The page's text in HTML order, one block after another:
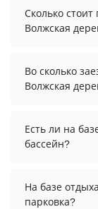
Сколько
Волжская
деревня
увидеть
Во сколько
Волжская
Есть ли на
бассейн?
деревня
бассейн с
На базе
парковка?